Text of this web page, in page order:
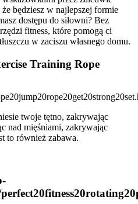
będziesz w najlepszej formie
dostępu do siłowni? Bez
fitness, które pomogą ci
w zaciszu własnego domu.
Training Rope
twoje tętno, zakrywając
nad mięśniami, zakrywając
to również zabawa.